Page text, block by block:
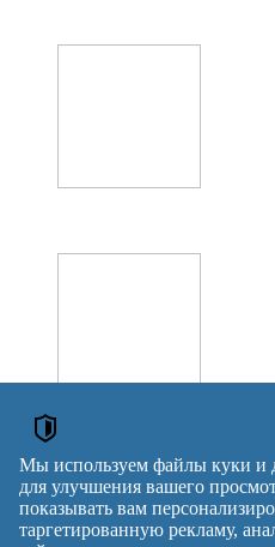
ОБЪЯВЛЕНИЯ
Микрокреды онлайн
Мы используем файлы куки и
для улучшения вашего
показывать вам
таргетированную рекламу,